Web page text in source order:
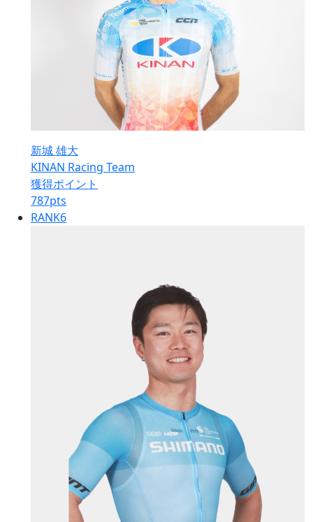
新城 雄大
KINAN Racing Team
獲得ポイント
787pts
RANK6